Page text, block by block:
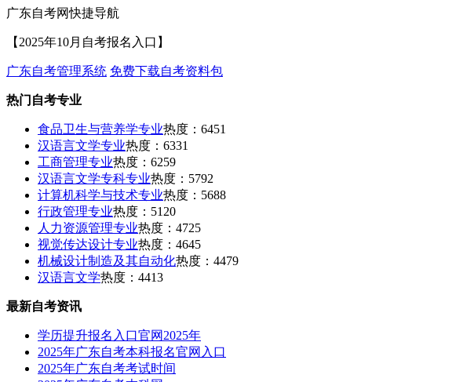
广东自考网快捷导航
【2025年10月自考报名入口】
广东自考管理系统 免费下载自考资料包
热门自考专业
食品卫生与营养学专业热度：6451
汉语言文学专业热度：6331
工商管理专业热度：6259
汉语言文学专科专业热度：5792
计算机科学与技术专业热度：5688
行政管理专业热度：5120
人力资源管理专业热度：4725
视觉传达设计专业热度：4645
机械设计制造及其自动化热度：4479
汉语言文学热度：4413
最新自考资讯
学历提升报名入口官网2025年
2025年广东自考本科报名官网入口
2025年广东自考考试时间